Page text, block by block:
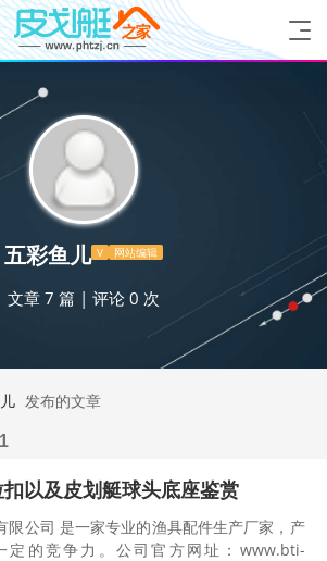
五彩鱼儿 V 网站编辑
文章 7 篇 | 评论 0 次
发布的文章
以及皮划艇球头底座鉴赏
限公司 是一家专业的渔具配件生产厂家，产
定的竞争力。公司官方网址：www.bti-